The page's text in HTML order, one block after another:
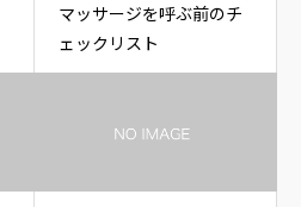
マッサージを呼ぶ前のチ
ェックリスト